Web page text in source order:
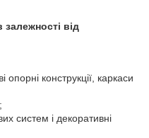
від
опорні конструкції, каркаси
систем і декоративні